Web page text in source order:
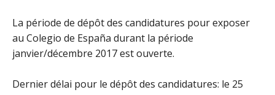
La période de dépôt des candidatures pour exposer
au Colegio de España durant la période
janvier/décembre 2017 est ouverte.
Dernier délai pour le dépôt des candidatures: le 25